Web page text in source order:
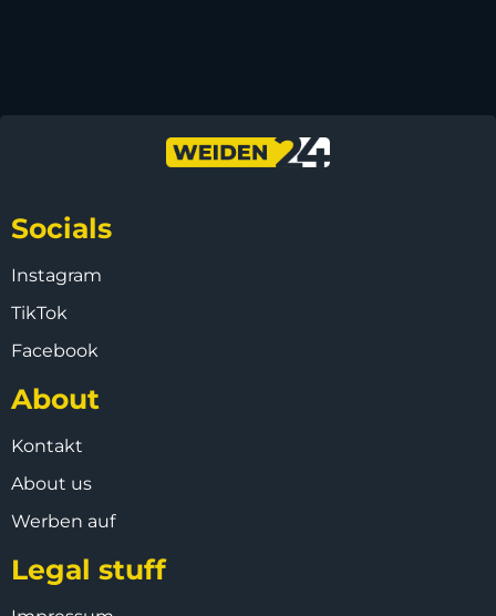
Socials
Instagram
TikTok
Facebook
About
Kontakt
About us
Werben auf
Legal stuff